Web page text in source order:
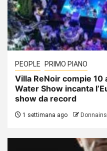
PEOPLE PRIMO PIANO
Villa ReNoir compie
Water Show incanta
show da record
1 settimana ago